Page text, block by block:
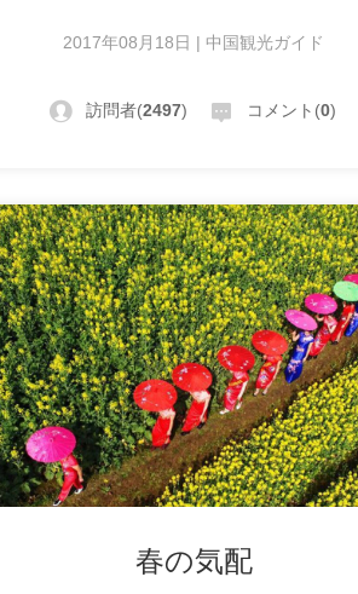
2017年08月18日 | 中国観光ガイド
訪問者(2497) コメント(0)
春の気配